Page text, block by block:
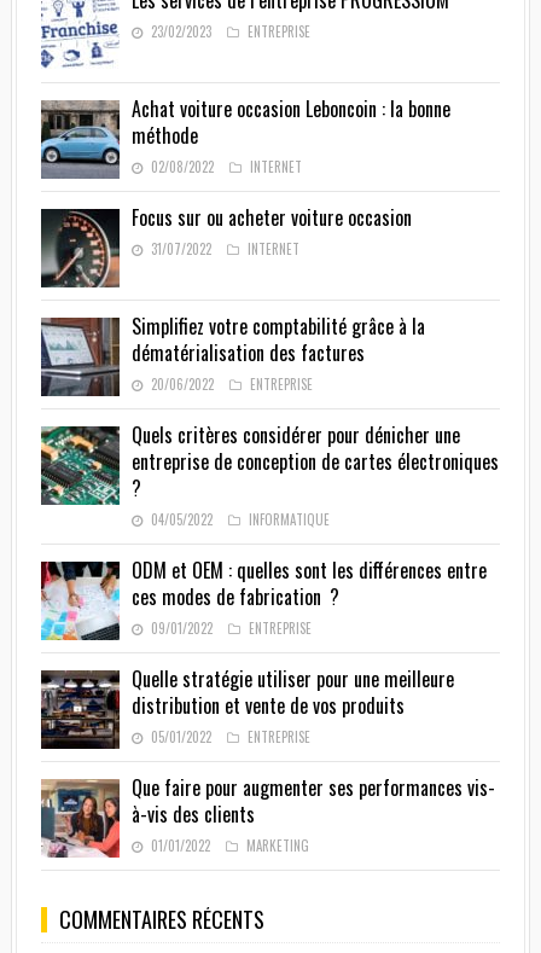
23/02/2023 ENTREPRISE
Achat voiture occasion Leboncoin : la bonne
méthode
02/08/2022 INTERNET
Focus sur ou acheter voiture occasion
31/07/2022 INTERNET
Simplifiez votre comptabilité grâce à la
dématérialisation des factures
20/06/2022 ENTREPRISE
Quels critères considérer pour dénicher une
entreprise de conception de cartes électroniques
?
04/05/2022 INFORMATIQUE
ODM et OEM : quelles sont les différences entre
ces modes de fabrication ?
09/01/2022 ENTREPRISE
Quelle stratégie utiliser pour une meilleure
distribution et vente de vos produits
05/01/2022 ENTREPRISE
Que faire pour augmenter ses performances vis-
à-vis des clients
01/01/2022 MARKETING
COMMENTAIRES RÉCENTS